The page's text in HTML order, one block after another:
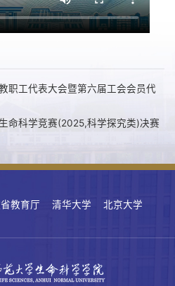
职工代表大会暨第六届工会会员代
命科学竞赛(2025,科学探究类)决赛
教育厅 清华大学
北京大学